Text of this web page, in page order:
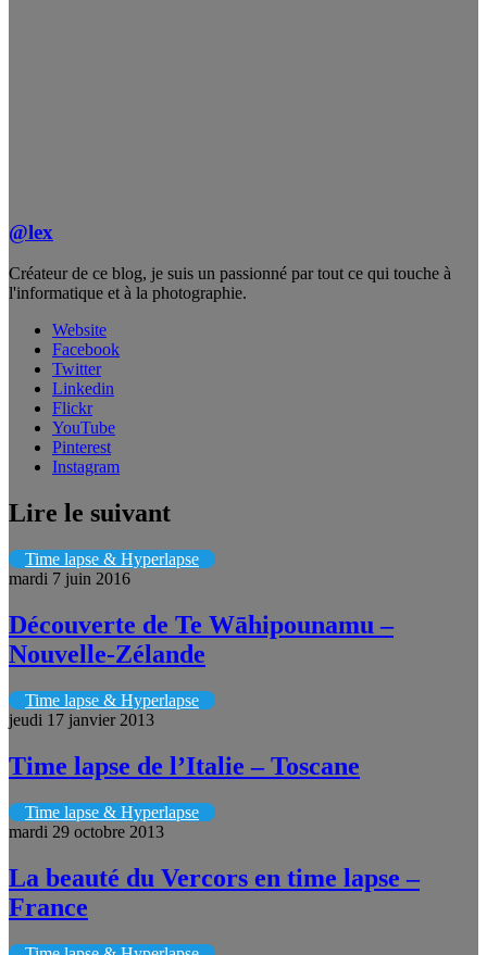
@lex
Créateur de ce blog, je suis un passionné par tout ce qui touche à
l'informatique et à la photographie.
Website
Facebook
Twitter
Linkedin
Flickr
YouTube
Pinterest
Instagram
Lire le suivant
Time lapse & Hyperlapse
mardi 7 juin 2016
Découverte de Te Wāhipounamu –
Nouvelle-Zélande
Time lapse & Hyperlapse
jeudi 17 janvier 2013
Time lapse de l’Italie – Toscane
Time lapse & Hyperlapse
mardi 29 octobre 2013
La beauté du Vercors en time lapse –
France